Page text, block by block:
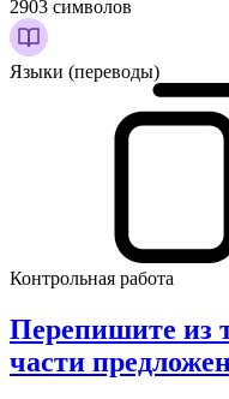
2903 символов
Языки (переводы)
Контрольная работа
Перепишите из
части